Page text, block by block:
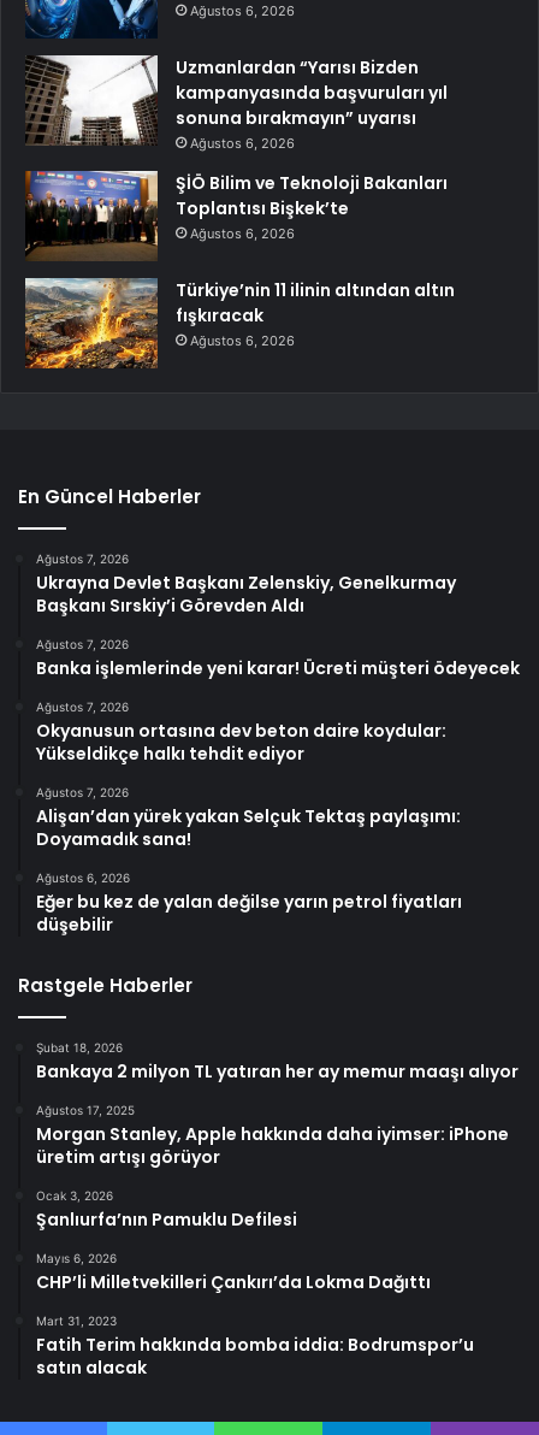
Ağustos 6, 2026
Uzmanlardan “Yarısı Bizden
kampanyasında başvuruları yıl
sonuna bırakmayın” uyarısı
Ağustos 6, 2026
ŞİÖ Bilim ve Teknoloji Bakanları
Toplantısı Bişkek’te
Ağustos 6, 2026
Türkiye’nin 11 ilinin altından altın
fışkıracak
Ağustos 6, 2026
En Güncel Haberler
Ağustos 7, 2026
Ukrayna Devlet Başkanı Zelenskiy, Genelkurmay
Başkanı Sırskiy’i Görevden Aldı
Ağustos 7, 2026
Banka işlemlerinde yeni karar! Ücreti müşteri ödeyecek
Ağustos 7, 2026
Okyanusun ortasına dev beton daire koydular:
Yükseldikçe halkı tehdit ediyor
Ağustos 7, 2026
Alişan’dan yürek yakan Selçuk Tektaş paylaşımı:
Doyamadık sana!
Ağustos 6, 2026
Eğer bu kez de yalan değilse yarın petrol fiyatları
düşebilir
Rastgele Haberler
Şubat 18, 2026
Bankaya 2 milyon TL yatıran her ay memur maaşı alıyor
Ağustos 17, 2025
Morgan Stanley, Apple hakkında daha iyimser: iPhone
üretim artışı görüyor
Ocak 3, 2026
Şanlıurfa’nın Pamuklu Defilesi
Mayıs 6, 2026
CHP’li Milletvekilleri Çankırı’da Lokma Dağıttı
Mart 31, 2023
Fatih Terim hakkında bomba iddia: Bodrumspor’u
satın alacak